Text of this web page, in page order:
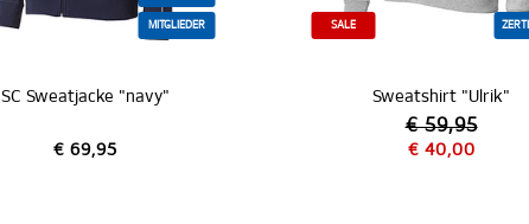
MITGLIEDER
SC Sweatjacke "navy"
€ 69,95
SALE
Sweatshirt "Ulrik"
€ 59,95
€ 40,00